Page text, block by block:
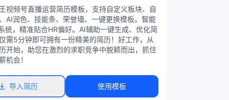
视频号直播运营简历模板，支持自定义板块、自
AI润色、技能条、荣誉墙、一键更换模板。智能
统，精准贴合HR偏好。AI辅助一键生成、优化简
需5分钟即可拥有一份精美的简历！好工作，从
开始，助您在激烈的求职竞争中脱颖而出，抓住
机会！
导入简历 使用模板